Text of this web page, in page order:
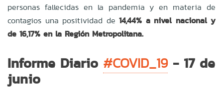
personas fallecidas en la pandemia y en materia de
contagios una positividad de 14,44% a nivel nacional y
de 16,17% en la Región Metropolitana.
Informe Diario #COVID_19- 17 de
junio